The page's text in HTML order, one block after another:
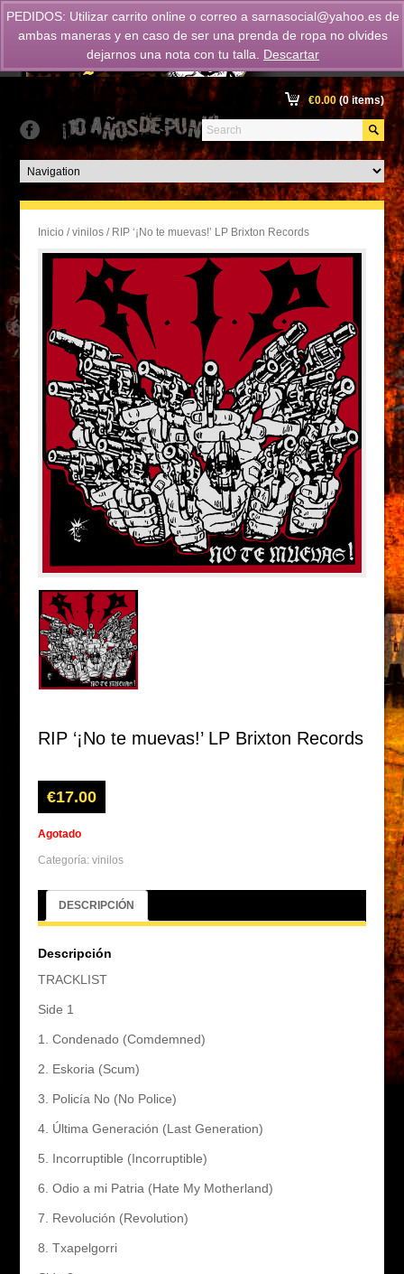
€0.00(0 items)
Inicio /vinilos / RIP ‘¡No te muevas!’ LP Brixton Records
RIP ‘¡No te muevas!’ LP Brixton Records
€17.00
Agotado
Categoría:vinilos
DESCRIPCIÓN
Descripción
TRACKLIST
Side 1
1. Condenado (Comdemned)
2. Eskoria (Scum)
3. Policía No (No Police)
4. Última Generación (Last Generation)
5. Incorruptible (Incorruptible)
6. Odio a mi Patria (Hate My Motherland)
7. Revolución (Revolution)
8. Txapelgorri
PEDIDOS: Utilizar carrito online o correo a sarnasocial@yahoo.es de
ambas maneras y en caso de ser una prenda de ropa no olvides
dejarnos una nota con tu talla.
Descartar